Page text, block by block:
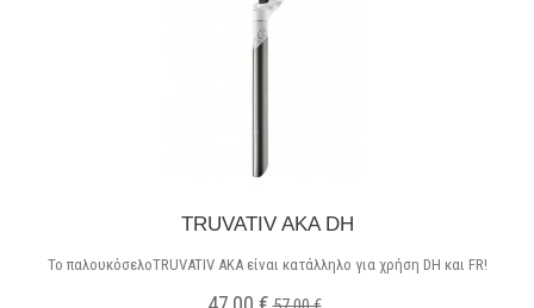
TRUVATIV AKA DH
Το παλουκόσελοTRUVATIV AKA είναι κατάλληλο για χρήση DH και FR!